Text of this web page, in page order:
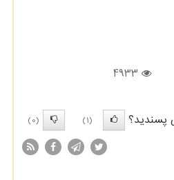
4933
پسندید؟
(1)
(0)